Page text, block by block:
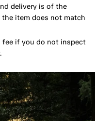
delivery is of the
item does not match
fee if you do not inspect